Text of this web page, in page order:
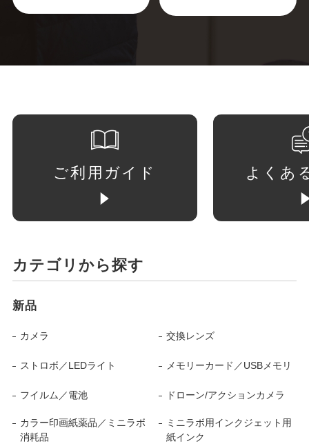
ご利用ガイド よくあ
カテゴリから探す
新品
カメラ 交換レンズ
ストロボ／LEDライト メモリーカード／USBメモリ
フイルム／電池 ドローン/アクションカメラ
カラー印画紙薬品／ミニラボ
消耗品
ミニラボ用インクジェット用
紙インク